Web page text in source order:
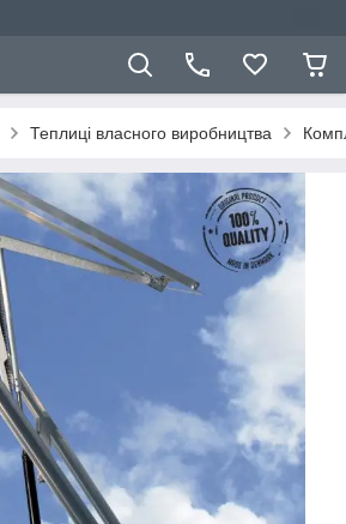
Теплиці власного виробництва